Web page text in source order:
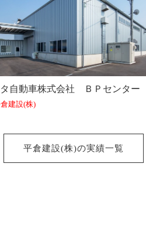
自動車株式会社 ＢＰセンター
建設(株)
平倉建設(株)の実績一覧